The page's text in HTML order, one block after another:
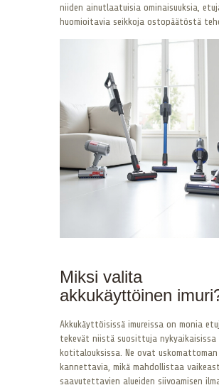
niiden ainutlaatuisia ominaisuuksia,
huomioitavia seikkoja ostopäätöstä
Miksi valita
akkukäyttöinen
Akkukäyttöisissä imureissa on monia
tekevät niistä suosittuja nykyaikaisissa
kotitalouksissa. Ne ovat uskomattoman
kannettavia, mikä mahdollistaa
saavutettavien alueiden siivoamisen